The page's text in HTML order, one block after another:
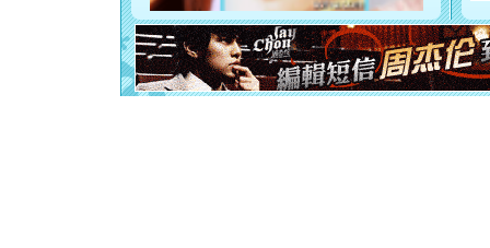
你是我
[元旦]如
起；二是
离。水晶
[元旦]当